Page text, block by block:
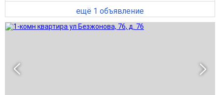
ещё 1 объявление